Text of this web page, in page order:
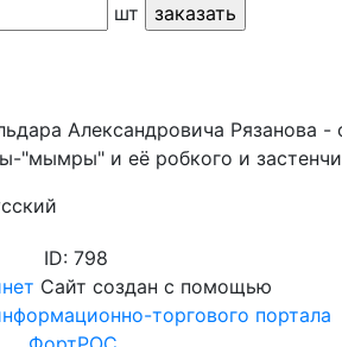
шт
Александровича Рязанова
"мымры" и её робкого и
ID: 798
Сайт создан с помощью
торгового портала